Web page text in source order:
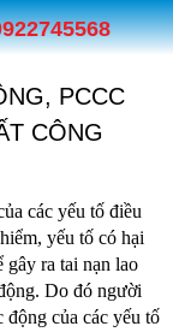
PCCC
CÔNG
các yếu tố điều
yếu tố có hại
gây ra tai nạn lao
Do đó người
động của các yếu tố